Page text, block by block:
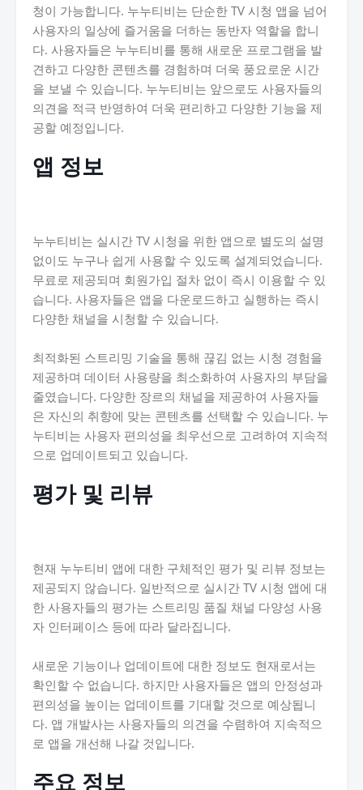
청이 가능합니다. 누누티비는 단순한 TV 시청 앱을 넘어
사용자의 일상에 즐거움을 더하는 동반자 역할을 합니
다. 사용자들은 누누티비를 통해 새로운 프로그램을 발
견하고 다양한 콘텐츠를 경험하며 더욱 풍요로운 시간
을 보낼 수 있습니다. 누누티비는 앞으로도 사용자들의
의견을 적극 반영하여 더욱 편리하고 다양한 기능을 제
공할 예정입니다.
앱 정보
누누티비는 실시간 TV 시청을 위한 앱으로 별도의 설명
없이도 누구나 쉽게 사용할 수 있도록 설계되었습니다.
무료로 제공되며 회원가입 절차 없이 즉시 이용할 수 있
습니다. 사용자들은 앱을 다운로드하고 실행하는 즉시
다양한 채널을 시청할 수 있습니다.
최적화된 스트리밍 기술을 통해 끊김 없는 시청 경험을
제공하며 데이터 사용량을 최소화하여 사용자의 부담을
줄였습니다. 다양한 장르의 채널을 제공하여 사용자들
은 자신의 취향에 맞는 콘텐츠를 선택할 수 있습니다. 누
누티비는 사용자 편의성을 최우선으로 고려하여 지속적
으로 업데이트되고 있습니다.
평가 및 리뷰
현재 누누티비 앱에 대한 구체적인 평가 및 리뷰 정보는
제공되지 않습니다. 일반적으로 실시간 TV 시청 앱에 대
한 사용자들의 평가는 스트리밍 품질 채널 다양성 사용
자 인터페이스 등에 따라 달라집니다.
새로운 기능이나 업데이트에 대한 정보도 현재로서는
확인할 수 없습니다. 하지만 사용자들은 앱의 안정성과
편의성을 높이는 업데이트를 기대할 것으로 예상됩니
다. 앱 개발사는 사용자들의 의견을 수렴하여 지속적으
로 앱을 개선해 나갈 것입니다.
주요 정보